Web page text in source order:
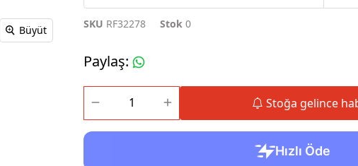
Büyüt SKU RF32278 Stok 0
Paylaş:
Stoğa gelince